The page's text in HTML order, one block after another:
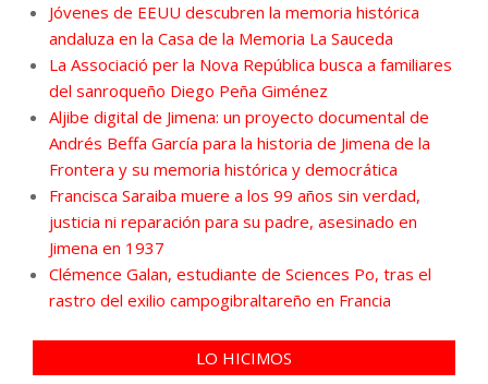
Jóvenes de EEUU descubren la memoria histórica
andaluza en la Casa de la Memoria La Sauceda
La Associació per la Nova República busca a familiares
del sanroqueño Diego Peña Giménez
Aljibe digital de Jimena: un proyecto documental de
Andrés Beffa García para la historia de Jimena de la
Frontera y su memoria histórica y democrática
Francisca Saraiba muere a los 99 años sin verdad,
justicia ni reparación para su padre, asesinado en
Jimena en 1937
Clémence Galan, estudiante de Sciences Po, tras el
rastro del exilio campogibraltareño en Francia
LO HICIMOS